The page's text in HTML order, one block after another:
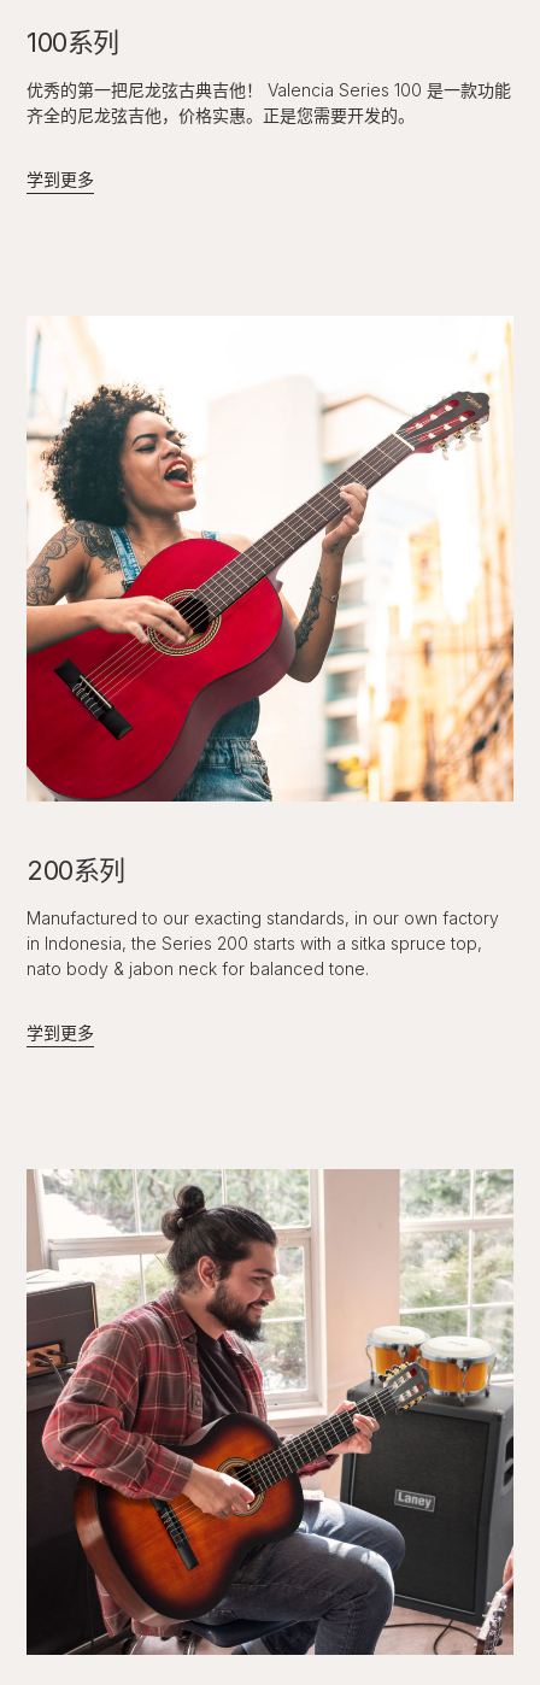
100系列
优秀的第一把尼龙弦古典吉他！ Valencia Series 100 是一款功能
齐全的尼龙弦吉他，价格实惠。正是您需要开发的。
学到更多
200系列
Manufactured to our exacting standards, in our own factory
in Indonesia, the Series 200 starts with a sitka spruce top,
nato body & jabon neck for balanced tone.
学到更多